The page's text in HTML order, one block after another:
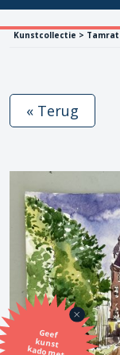
Kunstcollectie >
Geef
kunst
kado met
de SBK
« Terug